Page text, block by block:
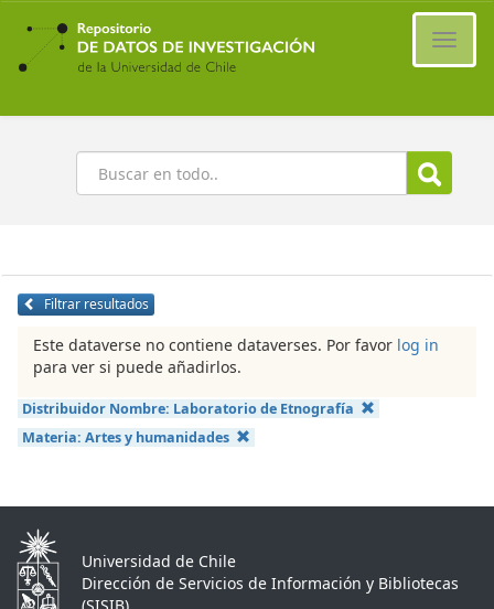
Ir
contenido
principal
Buscar
Filtrar resultados
Este dataverse no contiene dataverses. Por favor log in
para ver si puede añadirlos.
Distribuidor Nombre: Laboratorio de Etnografía
Materia: Artes y humanidades
Universidad de Chile
Dirección de Servicios de Información y Bibliotecas